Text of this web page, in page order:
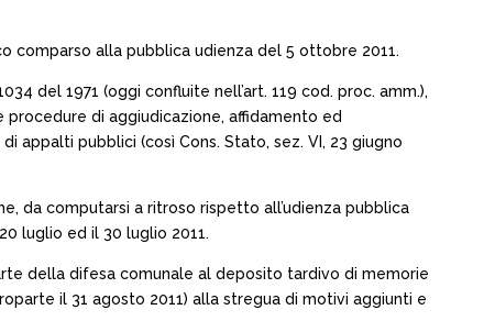
comparso alla pubblica udienza del 5 ottobre 2011.
del 1971 (oggi confluite nell’art. 119 cod. proc. amm.),
di aggiudicazione, affidamento ed
appalti pubblici (così Cons. Stato, sez. VI, 23 giugno
da computarsi a ritroso rispetto all’udienza pubblica
luglio ed il 30 luglio 2011.
della difesa comunale al deposito tardivo di memorie
il 31 agosto 2011) alla stregua di motivi aggiunti e